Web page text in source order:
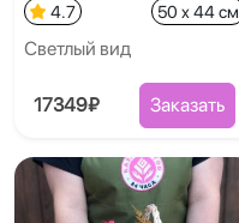
4.7 50 x 44 см
Светлый вид
17349₽ Заказать